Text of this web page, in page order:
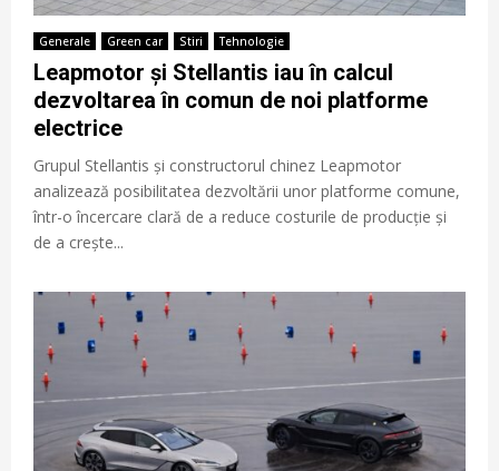
Generale Green car Stiri Tehnologie
Leapmotor și Stellantis iau în calcul
dezvoltarea în comun de noi platforme
electrice
Grupul Stellantis și constructorul chinez Leapmotor
analizează posibilitatea dezvoltării unor platforme comune,
într-o încercare clară de a reduce costurile de producție și
de a crește...